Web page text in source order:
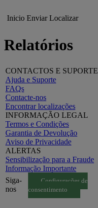
Inicio Enviar Localizar
Relatórios
CONTACTOS E SUPORTE
Ajuda e Suporte
FAQs
Contacte-nos
Encontrar localizações
INFORMAÇÃO LEGAL
Termos e Condições
Garantia de Devolução
Aviso de Privacidade
ALERTAS
Sensibilização para a Fraude
Informação Importante
Siga-
nos
Configurações de
consentimento